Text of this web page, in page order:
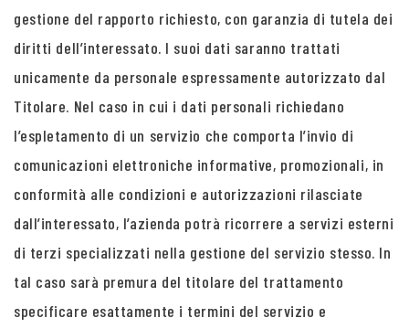
gestione del rapporto richiesto, con garanzia di tutela dei
diritti dell’interessato. I suoi dati saranno trattati
unicamente da personale espressamente autorizzato dal
Titolare. Nel caso in cui i dati personali richiedano
l’espletamento di un servizio che comporta l’invio di
comunicazioni elettroniche informative, promozionali, in
conformità alle condizioni e autorizzazioni rilasciate
dall’interessato, l’azienda potrà ricorrere a servizi esterni
di terzi specializzati nella gestione del servizio stesso. In
tal caso sarà premura del titolare del trattamento
specificare esattamente i termini del servizio e